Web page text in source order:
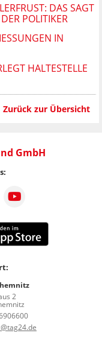
DAS SAGT
POLITIKER
IN C
HALTESTELLE
Zurück zur Übersicht
GmbH
2